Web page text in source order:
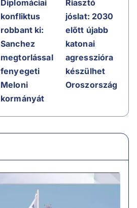
Diplomáciai
konfliktus
robbant ki:
Sanchez
megtorlással
fenyegeti
Meloni
kormányát
Riasztó
jóslat: 2030
előtt újabb
katonai
agresszióra
készülhet
Oroszország